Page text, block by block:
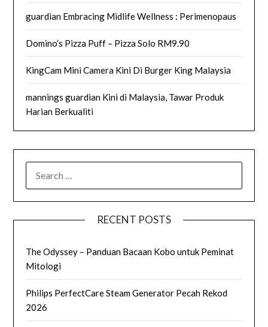
guardian Embracing Midlife Wellness : Perimenopaus
Domino’s Pizza Puff – Pizza Solo RM9.90
KingCam Mini Camera Kini Di Burger King Malaysia
mannings guardian Kini di Malaysia, Tawar Produk
Harian Berkualiti
FOR:
RECENT POSTS
The Odyssey – Panduan Bacaan Kobo untuk Peminat
Mitologi
Philips PerfectCare Steam Generator Pecah Rekod
2026